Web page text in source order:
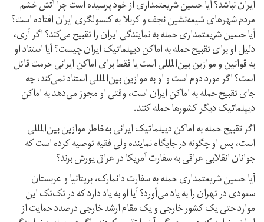
ایران نباشد؟ آیا حسین شریعتمداری از خود پرسیده است چرا آتش خشم
مردم شهرهای شیعه‌نشین نجف و کربلا به کنسولگری ایران افتاده است؟
آیا حسین شریعتمداری حمله به نمایندگی ایران را تقبیح می‌کند؟ اگر آری،
دلیل او برای تقبیح حمله به اماکن دیپلماتیک ایران چیست؟ آیا استناد او
به قوانین و موازین بین‌المللی است یا فقط برای اماکن ایرانی حرمت قائل
است؟ اگر مورد دوم است و او به موازین بین‌المللی استناد نمی‌کند، چه
جای تقبیح حمله به اماکن ایران است، وقتی او مجوز می‌دهد به اماکن
دیپلماتیک دیگر کشورها حمله کنند.
اگر تقبیح حمله به اماکن دیپلماتیک ایرانی به‌خاطر موازین بین‌المللی
است، پس او چگونه در جایگاه نماینده ولی فقیه توصیه کرده است که
جوانان انقلابی عراقی به سفارت آمریکا در عراق یورش برند؟
آیا حسین شریعتمداری حمله به سفارت دانمارک، بریتانیا و عربستان
سعودی در تهران را به یاد می‌آورد؟ آیا او به یاد دارد که در تک‌تک این
موارد حتی یک کشور خارجی و یک مقام ارشد خارجی در‌صدد حمایت از